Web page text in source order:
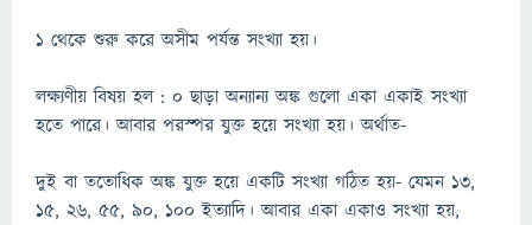
1 থেকে শুরু করে অসীম পর্যন্ত সংখ্যা হয়।
লক্ষ্যণীয় বিষয় হল : 0 ছাড়া অন্যান্য অঙ্ক গুলো একা একাই সংখ্যা
হতে পারে। আবার পরস্পর যুক্ত হয়ে সংখ্যা হয়। অর্থাত-
দুই বা ততোধিক অঙ্ক যুক্ত হয়ে একটি সংখ্যা গঠিত হয়- যেমন 13,
15, 26, 55, 90, 100 ইত্যাদি। আবার একা একাও সংখ্যা হয়,